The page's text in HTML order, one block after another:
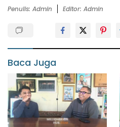
Penulis: Admin Editor: Admin
Baca Juga